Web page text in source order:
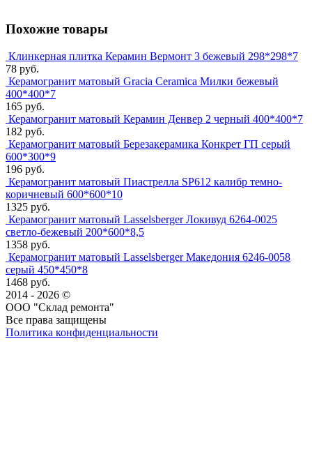
Похожие товары
Клинкерная плитка Керамин Вермонт 3 бежевый 298*298*7
78 руб.
Керамогранит матовый Gracia Ceramica Милки бежевый
400*400*7
165 руб.
Керамогранит матовый Керамин Денвер 2 черный 400*400*7
182 руб.
Керамогранит матовый Березакерамика Конкрет ГП серый
600*300*9
196 руб.
Керамогранит матовый Пиастрелла SP612 калибр темно-
коричневый 600*600*10
1325 руб.
Керамогранит матовый Lasselsberger Локивуд 6264-0025
светло-бежевый 200*600*8,5
1358 руб.
Керамогранит матовый Lasselsberger Македония 6246-0058
серый 450*450*8
1468 руб.
2014 - 2026 ©
ООО "Склад ремонта"
Все права защищены
Политика конфиденциальности